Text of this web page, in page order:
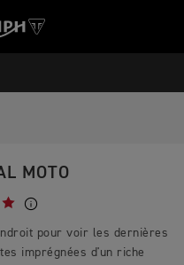
MOTO
pour voir les dernières
imprégnées d'un riche